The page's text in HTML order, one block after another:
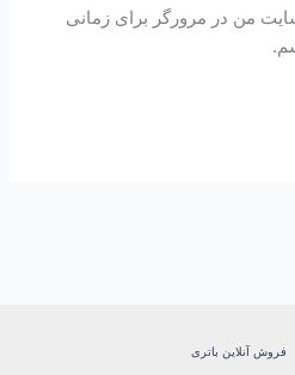
من در مرورگر برای زمانی
فروش آنلاین باتری